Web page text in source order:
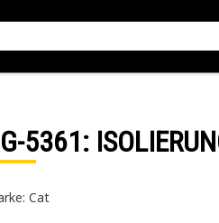
5361:
Cat